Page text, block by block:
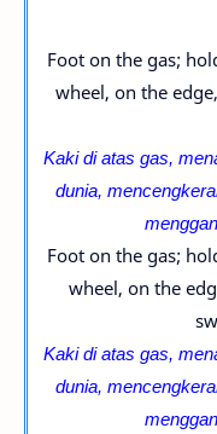
Foot on the gas;
wheel, on the
Kaki di atas gas,
dunia,
Foot on the gas;
wheel, on the
Kaki di atas gas,
dunia,